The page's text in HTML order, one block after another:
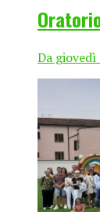
Da giovedì